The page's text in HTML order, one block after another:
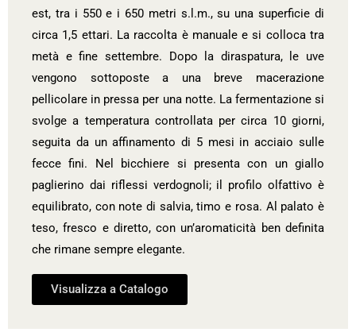
est, tra i 550 e i 650 metri s.l.m., su una superficie di
circa 1,5 ettari. La raccolta è manuale e si colloca tra
metà e fine settembre. Dopo la diraspatura, le uve
vengono sottoposte a una breve macerazione
pellicolare in pressa per una notte. La fermentazione si
svolge a temperatura controllata per circa 10 giorni,
seguita da un affinamento di 5 mesi in acciaio sulle
fecce fini. Nel bicchiere si presenta con un giallo
paglierino dai riflessi verdognoli; il profilo olfattivo è
equilibrato, con note di salvia, timo e rosa. Al palato è
teso, fresco e diretto, con un’aromaticità ben definita
che rimane sempre elegante.
Visualizza a Catalogo